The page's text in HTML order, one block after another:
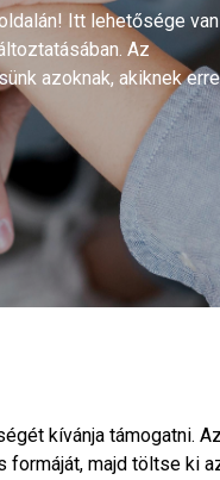
Itt lehetősége van
Az
azoknak, akiknek
kívánja támogatni. Az
formáját, majd töltse ki